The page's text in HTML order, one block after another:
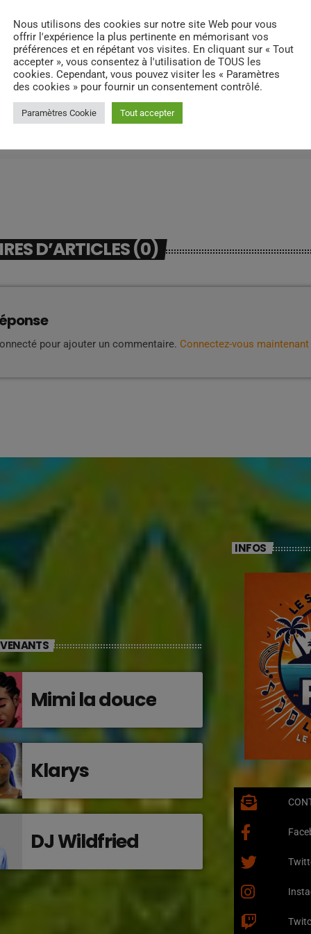
D’ARTICLES (0)
pour ajouter un commentaire. Connectez-vous maintenant
Mimi la douce
Klarys
DJ Wildfried
INFOS
Nous utilisons des cookies sur notre site Web pour vous
offrir l'expérience la plus pertinente en mémorisant vos
préférences et en répétant vos visites. En cliquant sur « Tout
accepter », vous consentez à l'utilisation de TOUS les
cookies. Cependant, vous pouvez visiter les « Paramètres
des cookies » pour fournir un consentement contrôlé.
Paramètres Cookie Tout accepter